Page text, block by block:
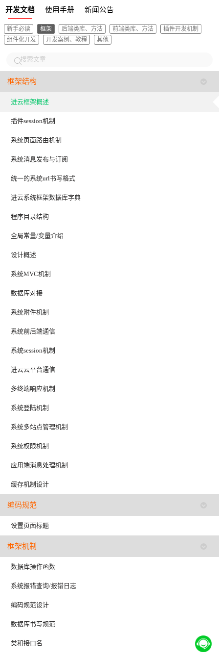
开发文档 使用手册 新闻公告
新手必读 框架 后端类库、方法 前端类库、方法
插件开发机制
组件化开发
开发案例、教程 其他
框架结构
进云框架概述
插件session机制
系统页面路由机制
系统消息发布与订阅
统一的系统url书写格式
进云系统框架数据库字典
程序目录结构
全局常量/变量介绍
设计概述
系统MVC机制
数据库对接
系统附件机制
系统前后端通信
系统session机制
进云云平台通信
多终端响应机制
系统登陆机制
系统多站点管理机制
系统权限机制
应用端消息处理机制
缓存机制设计
编码规范
设置页面标题
框架机制
数据库操作函数
系统报错查询/报错日志
编码规范设计
数据库书写规范
类和接口名